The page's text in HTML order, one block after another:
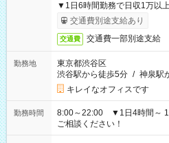
▼1日6時間勤務で日収1万以上
交通費別途支給あり
交通費 交通費一部別途支給
勤務地
東京都渋谷区
渋谷駅から徒歩5分 / 神泉駅
キレイなオフィスです
勤務時間
8:00～22:00 ▼1日4時間～
ご相談ください！